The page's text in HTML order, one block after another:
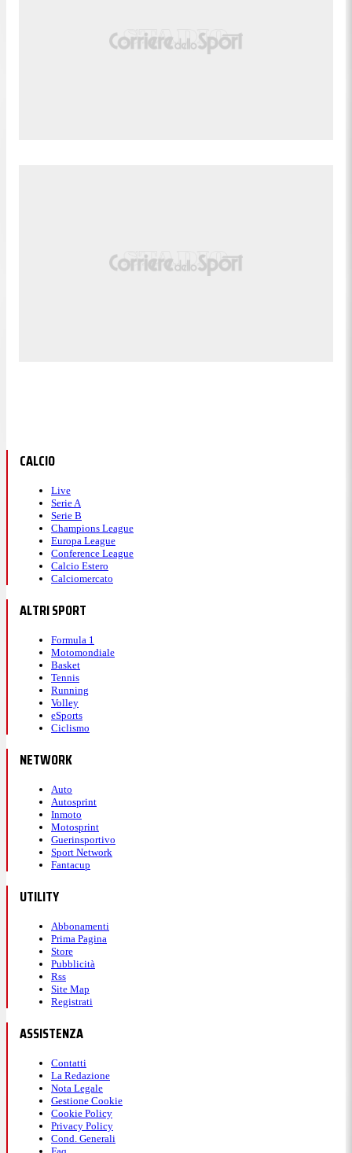
CALCIO
Live
Serie A
Serie B
Champions League
Europa League
Conference League
Calcio Estero
Calciomercato
ALTRI SPORT
Formula 1
Motomondiale
Basket
Tennis
Running
Volley
eSports
Ciclismo
NETWORK
Auto
Autosprint
Inmoto
Motosprint
Guerinsportivo
Sport Network
Fantacup
UTILITY
Abbonamenti
Prima Pagina
Store
Pubblicità
Rss
Site Map
Registrati
ASSISTENZA
Contatti
La Redazione
Nota Legale
Gestione Cookie
Cookie Policy
Privacy Policy
Cond. Generali